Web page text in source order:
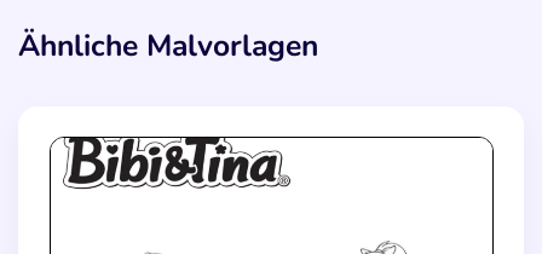
Ähnliche Malvorlagen